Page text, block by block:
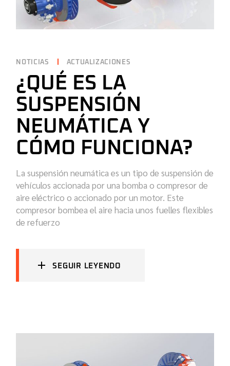
NOTICIAS ACTUALIZACIONES
¿QUÉ ES LA
SUSPENSIÓN
NEUMÁTICA Y
CÓMO FUNCIONA?
La suspensión neumática es un tipo de suspensión de
vehículos accionada por una bomba o compresor de
aire eléctrico o accionado por un motor. Este
compresor bombea el aire hacia unos fuelles flexibles
de refuerzo
SEGUIR LEYENDO